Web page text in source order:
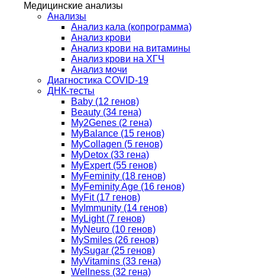
Медицинские анализы
Анализы
Анализ кала (копрограмма)
Анализ крови
Анализ крови на витамины
Анализ крови на ХГЧ
Анализ мочи
Диагностика COVID-19
ДНК-тесты
Baby (12 генов)
Beauty (34 гена)
My2Genes (2 гена)
MyBalance (15 генов)
MyCollagen (5 генов)
MyDetox (33 гена)
MyExpert (55 генов)
MyFeminity (18 генов)
MyFeminity Age (16 генов)
MyFit (17 генов)
MyImmunity (14 генов)
MyLight (7 генов)
MyNeuro (10 генов)
MySmiles (26 генов)
MySugar (25 генов)
MyVitamins (33 гена)
Wellness (32 гена)